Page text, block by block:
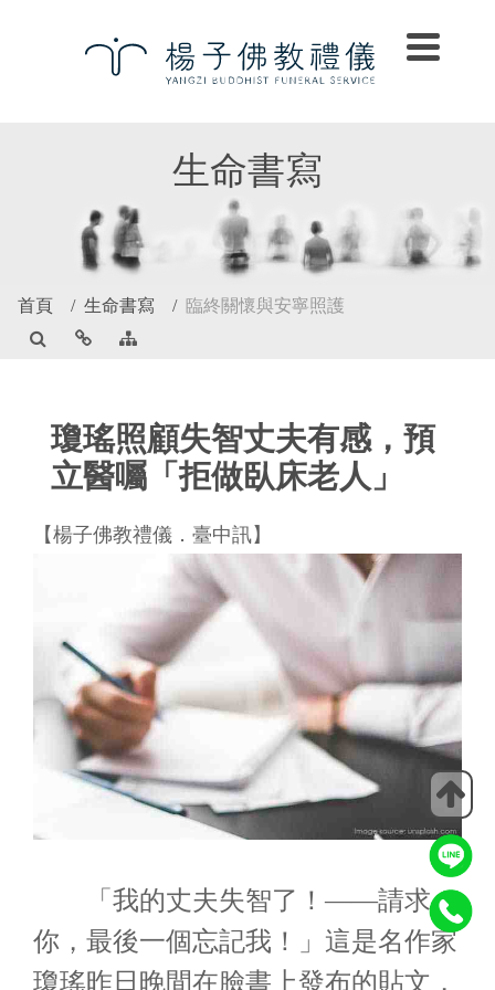
生命書寫
首頁 生命書寫 臨終關懷與安寧照護
瓊瑤照顧失智丈夫有感，預
立醫囑「拒做臥床老人」
【楊子佛教禮儀．臺中訊】
「我的丈夫失智了！——請求
你，最後一個忘記我！」這是名作家
瓊瑤昨日晚間在臉書上發布的貼文，